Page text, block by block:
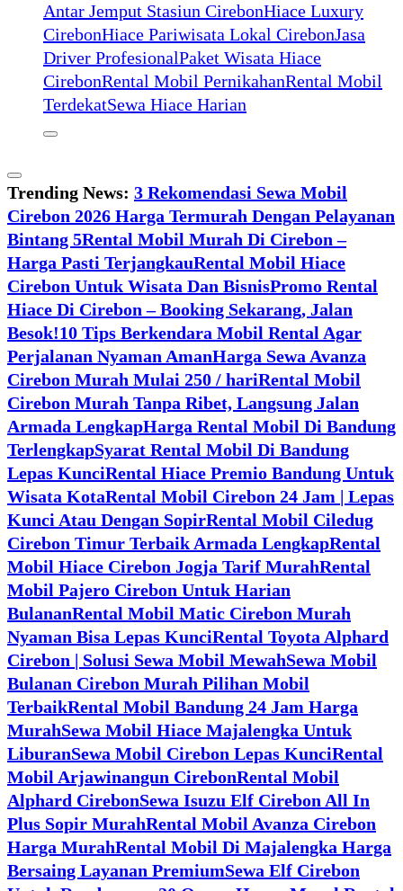
Antar Jemput Stasiun CirebonHiace Luxury
CirebonHiace Pariwisata Lokal CirebonJasa
Driver ProfesionalPaket Wisata Hiace
CirebonRental Mobil PernikahanRental Mobil
TerdekatSewa Hiace Harian
Trending News: 3 Rekomendasi Sewa Mobil
Cirebon 2026 Harga Termurah Dengan Pelayanan
Bintang 5Rental Mobil Murah Di Cirebon –
Harga Pasti TerjangkauRental Mobil Hiace
Cirebon Untuk Wisata Dan BisnisPromo Rental
Hiace Di Cirebon – Booking Sekarang, Jalan
Besok!10 Tips Berkendara Mobil Rental Agar
Perjalanan Nyaman AmanHarga Sewa Avanza
Cirebon Murah Mulai 250 / hariRental Mobil
Cirebon Murah Tanpa Ribet, Langsung Jalan
Armada LengkapHarga Rental Mobil Di Bandung
TerlengkapSyarat Rental Mobil Di Bandung
Lepas KunciRental Hiace Premio Bandung Untuk
Wisata KotaRental Mobil Cirebon 24 Jam | Lepas
Kunci Atau Dengan SopirRental Mobil Ciledug
Cirebon Timur Terbaik Armada LengkapRental
Mobil Hiace Cirebon Jogja Tarif MurahRental
Mobil Pajero Cirebon Untuk Harian
BulananRental Mobil Matic Cirebon Murah
Nyaman Bisa Lepas KunciRental Toyota Alphard
Cirebon | Solusi Sewa Mobil MewahSewa Mobil
Bulanan Cirebon Murah Pilihan Mobil
TerbaikRental Mobil Bandung 24 Jam Harga
MurahSewa Mobil Hiace Majalengka Untuk
LiburanSewa Mobil Cirebon Lepas KunciRental
Mobil Arjawinangun CirebonRental Mobil
Alphard CirebonSewa Isuzu Elf Cirebon All In
Plus Sopir MurahRental Mobil Avanza Cirebon
Harga MurahRental Mobil Di Majalengka Harga
Bersaing Layanan PremiumSewa Elf Cirebon